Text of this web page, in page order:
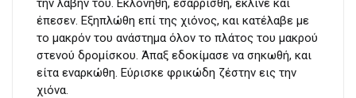
την λαβήν του. Εκλονήθη, εσαρρίσθη, έκλινε και
έπεσεν. Εξηπλώθη επί της χιόνος, και κατέλαβε με
το μακρόν του ανάστημα όλον το πλάτος του μακρού
στενού δρομίσκου. Άπαξ εδοκίμασε να σηκωθή, και
είτα εναρκώθη. Εύρισκε φρικώδη ζέστην εις την
χιόνα.